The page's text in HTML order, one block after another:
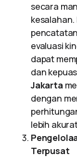
secara
kesalahan.
evaluasi
dapat
dan
Jakarta
dengan
lebih
Terpusat